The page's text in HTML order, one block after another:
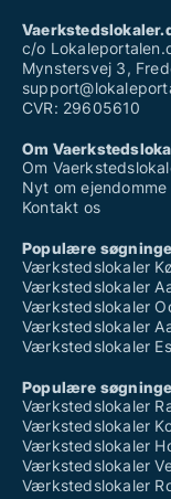
c/o
Mynstersvej 3,
CVR: 29605610
Om
Om
Nyt om ejendomme
Kontakt os
Populære
Værkstedslokaler
Værkstedslokaler
Værkstedslokaler
Værkstedslokaler
Værkstedslokaler
Populære
Værkstedslokaler
Værkstedslokaler
Værkstedslokaler
Værkstedslokaler
Værkstedslokaler